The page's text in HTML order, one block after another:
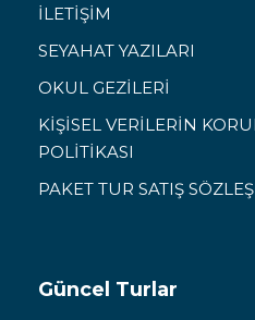
İLETİŞİM
SEYAHAT YAZILARI
OKUL GEZİLERİ
KİŞİSEL VERİLERİN
POLİTİKASI
PAKET TUR SATIŞ
Güncel Turlar